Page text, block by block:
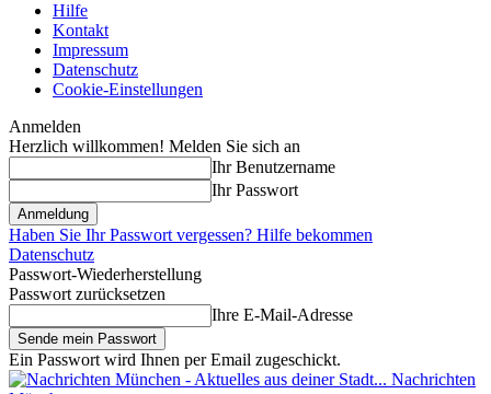
Hilfe
Kontakt
Impressum
Datenschutz
Cookie-Einstellungen
Anmelden
Herzlich willkommen! Melden Sie sich an
Ihr Benutzername
Ihr Passwort
Haben Sie Ihr Passwort vergessen? Hilfe bekommen
Datenschutz
Passwort-Wiederherstellung
Passwort zurücksetzen
Ihre E-Mail-Adresse
Ein Passwort wird Ihnen per Email zugeschickt.
Nachrichten